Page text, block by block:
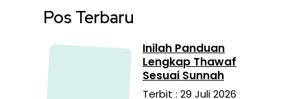
Pos Terbaru
Inilah Panduan
Lengkap Thawaf
Sesuai Sunnah
Terbit : 29 Juli 2026